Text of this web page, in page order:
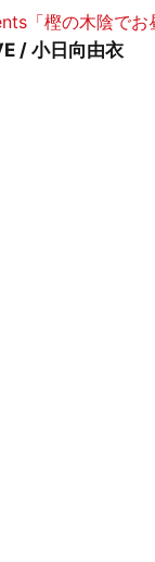
「樫の木陰でお
/ 小日向由衣